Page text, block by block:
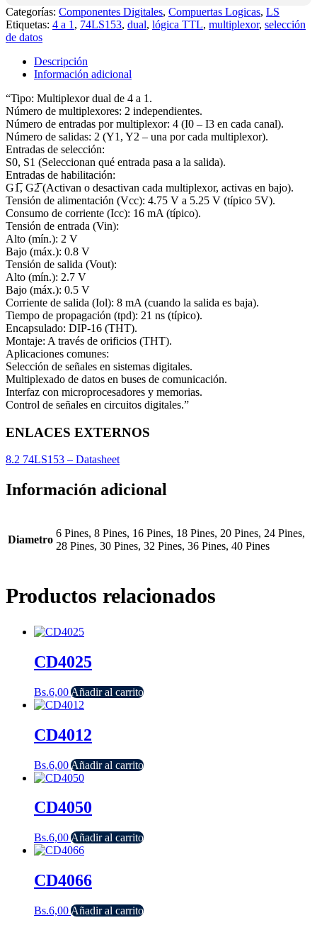
Categorías: Componentes Digitales, Compuertas Logicas, LS
Etiquetas: 4 a 1 , 74LS153, dual, lógica TTL, multiplexor, selección
de datos
Descripción
Información adicional
“Tipo: Multiplexor dual de 4 a 1.
Número de multiplexores: 2 independientes.
Número de entradas por multiplexor: 4 (I0 – I3 en cada canal).
Número de salidas: 2 (Y1, Y2 – una por cada multiplexor).
Entradas de selección:
S0, S1 (Seleccionan qué entrada pasa a la salida).
Entradas de habilitación:
G1̅, G2̅ (Activan o desactivan cada multiplexor, activas en bajo).
Tensión de alimentación (Vcc): 4.75 V a 5.25 V (típico 5V).
Consumo de corriente (Icc): 16 mA (típico).
Tensión de entrada (Vin):
Alto (mín.): 2 V
Bajo (máx.): 0.8 V
Tensión de salida (Vout):
Alto (mín.): 2.7 V
Bajo (máx.): 0.5 V
Corriente de salida (Iol): 8 mA (cuando la salida es baja).
Tiempo de propagación (tpd): 21 ns (típico).
Encapsulado: DIP-16 (THT).
Montaje: A través de orificios (THT).
Aplicaciones comunes:
Selección de señales en sistemas digitales.
Multiplexado de datos en buses de comunicación.
Interfaz con microprocesadores y memorias.
Control de señales en circuitos digitales.”
ENLACES EXTERNOS
8.2 74LS153 – Datasheet
Información adicional
Diametro
6 Pines, 8 Pines, 16 Pines, 18 Pines, 20 Pines, 24 Pines,
28 Pines, 30 Pines, 32 Pines, 36 Pines, 40 Pines
Productos relacionados
CD4025
Bs.6,00Añadir al carrito
CD4012
Bs.6,00Añadir al carrito
CD4050
Bs.6,00Añadir al carrito
CD4066
Bs.6,00Añadir al carrito